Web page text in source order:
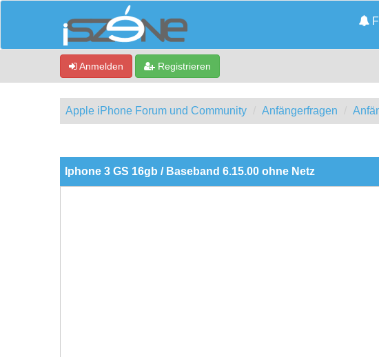
Anmelden Registrieren
Apple iPhone Forum und Community Anfängerfragen
Iphone 3 GS 16gb / Baseband 6.15.00 ohne Netz